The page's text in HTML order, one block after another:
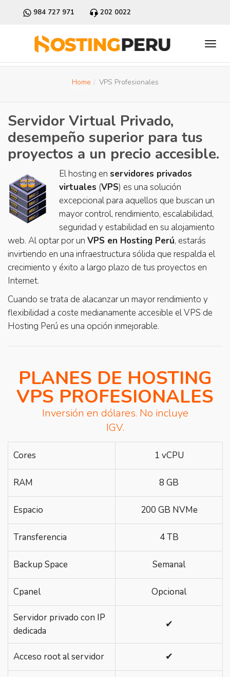
984 727 971 202 0022
Home VPS Profesionales
Servidor Virtual Privado,
desempeño superior para tus
proyectos a un precio accesible.
El hosting en servidores privados
virtuales (VPS) es una solución
excepcional para aquellos que buscan un
mayor control, rendimiento, escalabilidad,
seguridad y estabilidad en su alojamiento
web. Al optar por un VPS en Hosting Perú, estarás
invirtiendo en una infraestructura sólida que respalda el
crecimiento y éxito a largo plazo de tus proyectos en
Internet.
Cuando se trata de alacanzar un mayor rendimiento y
flexibilidad a coste medianamente accesible el VPS de
Hosting Perú es una opción inmejorable.
PLANES DE HOSTING
VPS PROFESIONALES
Inversión en dólares. No incluye
IGV.
Cores 1 vCPU
RAM 8 GB
Espacio 200 GB NVMe
Transferencia 4 TB
Backup Space Semanal
Cpanel Opcional
Servidor privado con IP
dedicada
✔
Acceso root al servidor ✔